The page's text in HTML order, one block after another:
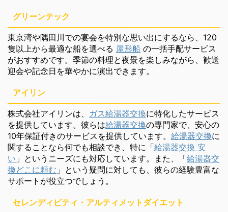
グリーンテック
東京湾や隅田川での宴会を特別な思い出にするなら、120
隻以上から最適な船を選べる 屋形船 の一括手配サービス
がおすすめです。季節の料理と夜景を楽しみながら、歓送
迎会や記念日を華やかに演出できます。
アイリン
株式会社アイリンは、 ガス給湯器交換に特化したサービス
を提供しています。彼らは給湯器交換の専門家で、安心の
10年保証付きのサービスを提供しています。 給湯器交換に
関することなら何でも相談でき、特に「給湯器交換 安
い 」というニーズにも対応しています。また、「給湯器交
換どこに頼む 」という疑問に対しても、彼らの経験豊富な
サポートが役立つでしょう。
セレンディピティ・アルティメットダイエット